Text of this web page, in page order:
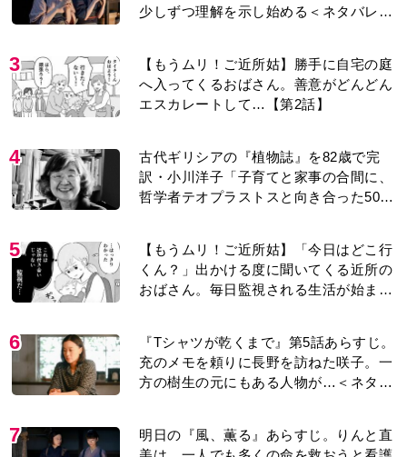
少しずつ理解を示し始める＜ネタバレあ
3
【もうムリ！ご近所姑】勝手に自宅の庭
へ入ってくるおばさん。善意がどんどん
エスカレートして…【第2話】
4
古代ギリシアの『植物誌』を82歳で完
訳・小川洋子「子育てと家事の合間に、
哲学者テオプラストスと向き合った50
5
【もうムリ！ご近所姑】「今日はどこ行
くん？」出かける度に聞いてくる近所の
おばさん。毎日監視される生活が始ま
6
『Tシャツが乾くまで』第5話あらすじ。
充のメモを頼りに長野を訪ねた咲子。一
方の樹生の元にもある人物が…＜ネタバ
7
明日の『風、薫る』あらすじ。りんと直